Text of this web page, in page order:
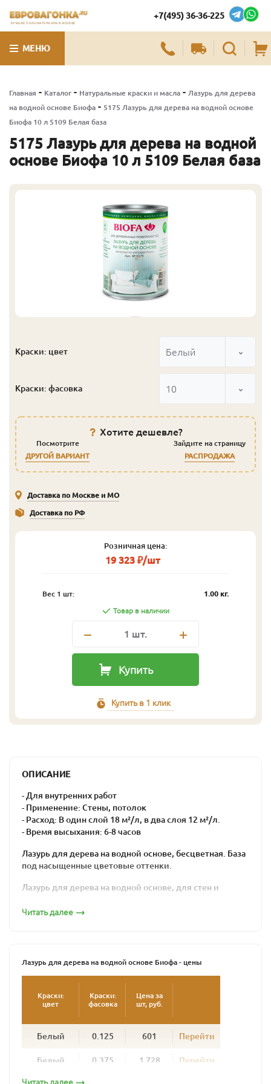
ЛУЧШИЕ ПИЛОМАТЕРИАЛЫ В МОСКВЕ
+7(495) 36-36-225
МЕНЮ
Главная - Каталог - Натуральные краски и масла - Лазурь для дерева
на водной основе Биофа - 5175 Лазурь для дерева на водной основе
Биофа 10 л 5109 Белая база
5175 Лазурь для дерева на водной
основе Биофа 10 л 5109 Белая база
Краски: цвет Белый
Краски: фасовка 10
Хотите дешевле?
Посмотрите
ДРУГОЙ ВАРИАНТ
Зайдите на страницу
РАСПРОДАЖА
Доставка по Москве и МО
Доставка по РФ
Розничная цена:
19 323 ₽/шт
Вес 1 шт: 1.00 кг.
Товар в наличии
1 шт.
Купить
Купить в 1 клик
ОПИСАНИЕ
- Для внутренних работ
- Применение: Стены, потолок
- Расход: В один слой 18 м²/л, в два слоя 12 м²/л.
- Время высыхания: 6-8 часов
Лазурь для дерева на водной основе, бесцветная. База
под насыщенные цветовые оттенки.
Лазурь для дерева на водной основе, для стен и
Соответствует нормам EN 71 , часть 3 (безопасность
Наносить кистью или валиком на синтетической
основе, для водных красок или лазурей. Лазурь
наносится равномерно, вдоль волокон, тонким слоем.
Лазурь для дерева на водной основе тщательно
синтетической основе, для водных красок или
Читать далее
Лазурь для дерева на водной основе Биофа - цены
Краски:
цвет
Краски:
фасовка
Цена за
шт, руб.
Белый 0.125 601 Перейти
Белый 0.375 1 728 Перейти
Читать далее